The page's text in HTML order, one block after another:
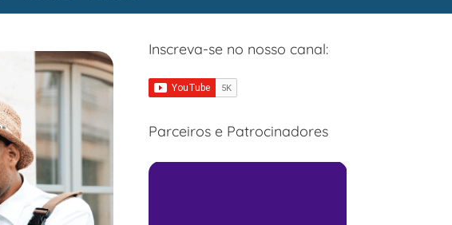
Inscreva-se no nosso canal:
Parceiros e Patrocinadores